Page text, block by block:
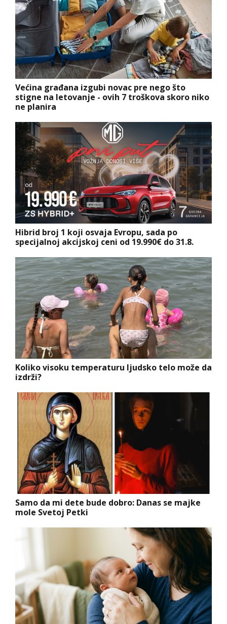
Većina građana izgubi novac pre nego što
stigne na letovanje - ovih 7 troškova skoro niko
ne planira
Hibrid broj 1 koji osvaja Evropu, sada po
specijalnoj akcijskoj ceni od 19.990€ do 31.8.
Koliko visoku temperaturu ljudsko telo može da
izdrži?
Samo da mi dete bude dobro: Danas se majke
mole Svetoj Petki